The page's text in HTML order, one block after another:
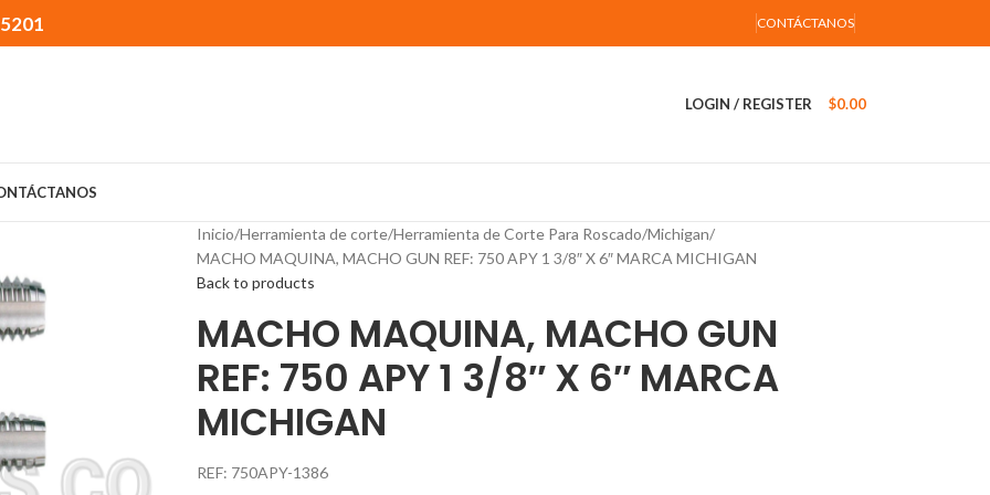
CONTÁCTANOS
LOGIN / REGISTER $0.00
Inicio Herramienta de corte Herramienta de Corte Para Roscado Michigan
MACHO MAQUINA, MACHO GUN REF: 750 APY 1 3/8″ X 6″ MARCA MICHIGAN
Back to products
MACHO MAQUINA, MACHO GUN
REF: 750 APY 1 3/8″ X 6″ MARCA
MICHIGAN
REF: 750APY-1386